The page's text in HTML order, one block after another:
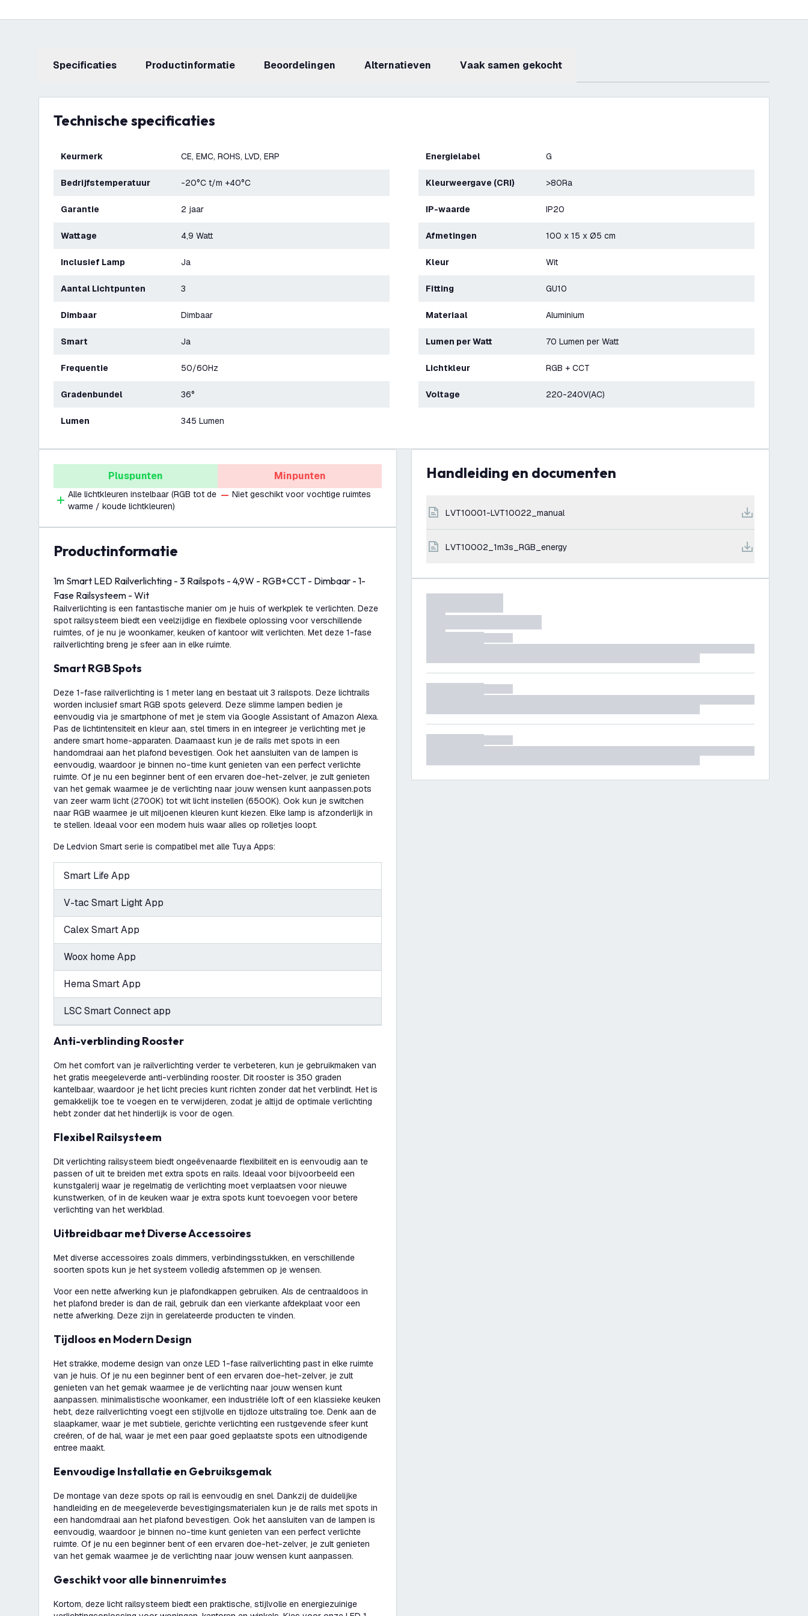
Specificaties productinformatie beoordelingen Alternatieven Vaak samen gekocht
Technische specificaties
Keurmerk CE, EMC, ROHS, LVD, ERP
Bedrijfstemperatuur -20°C t/m +40°C
Garantie 2 jaar
Wattage 4,9 Watt
Inclusief Lamp Ja
Aantal Lichtpunten 3
Dimbaar Dimbaar
Smart Ja
Frequentie 50/60Hz
Gradenbundel 36°
Lumen 345 Lumen
Energielabel G
Kleurweergave (CRI) >80Ra
IP-waarde IP20
Afmetingen 100 x 15 x Ø5 cm
Kleur Wit
Fitting GU10
Materiaal Aluminium
Lumen per Watt 70 Lumen per Watt
Lichtkleur RGB + CCT
Voltage 220-240V(AC)
Pluspunten
Alle lichtkleuren instelbaar (RGB tot de
warme / koude lichtkleuren)
Minpunten
Niet geschikt voor vochtige ruimtes
productinformatie
1m Smart LED Railverlichting - 3 Railspots - 4,9W - RGB+CCT - Dimbaar - 1-
Fase Railsysteem - Wit
Railverlichting is een fantastische manier om je huis of werkplek te verlichten. Deze
spot railsysteem biedt een veelzijdige en flexibele oplossing voor verschillende
ruimtes, of je nu je woonkamer, keuken of kantoor wilt verlichten. Met deze 1-fase
railverlichting breng je sfeer aan in elke ruimte.
Smart RGB Spots
Deze 1-fase railverlichting is 1 meter lang en bestaat uit 3 railspots. Deze lichtrails
worden inclusief smart RGB spots geleverd. Deze slimme lampen bedien je
eenvoudig via je smartphone of met je stem via Google Assistant of Amazon Alexa.
Pas de lichtintensiteit en kleur aan, stel timers in en integreer je verlichting met je
andere smart home-apparaten. Daarnaast kun je de rails met spots in een
handomdraai aan het plafond bevestigen. Ook het aansluiten van de lampen is
eenvoudig, waardoor je binnen no-time kunt genieten van een perfect verlichte
ruimte. Of je nu een beginner bent of een ervaren doe-het-zelver, je zult genieten
van het gemak waarmee je de verlichting naar jouw wensen kunt aanpassen.pots
van zeer warm licht (2700K) tot wit licht instellen (6500K). Ook kun je switchen
naar RGB waarmee je uit miljoenen kleuren kunt kiezen. Elke lamp is afzonderlijk in
te stellen. Ideaal voor een modern huis waar alles op rolletjes loopt.
De Ledvion Smart serie is compatibel met alle Tuya Apps:
Smart Life App
V-tac Smart Light App
Calex Smart App
Woox home App
Hema Smart App
LSC Smart Connect app
Anti-verblinding Rooster
Om het comfort van je railverlichting verder te verbeteren, kun je gebruikmaken van
het gratis meegeleverde anti-verblinding rooster. Dit rooster is 350 graden
kantelbaar, waardoor je het licht precies kunt richten zonder dat het verblindt. Het is
gemakkelijk toe te voegen en te verwijderen, zodat je altijd de optimale verlichting
hebt zonder dat het hinderlijk is voor de ogen.
Flexibel Railsysteem
Dit verlichting railsysteem biedt ongeëvenaarde flexibiliteit en is eenvoudig aan te
passen of uit te breiden met extra spots en rails. Ideaal voor bijvoorbeeld een
kunstgalerij waar je regelmatig de verlichting moet verplaatsen voor nieuwe
kunstwerken, of in de keuken waar je extra spots kunt toevoegen voor betere
verlichting van het werkblad.
Uitbreidbaar met Diverse Accessoires
Met diverse accessoires zoals dimmers, verbindingsstukken, en verschillende
soorten spots kun je het systeem volledig afstemmen op je wensen.
Voor een nette afwerking kun je plafondkappen gebruiken. Als de centraaldoos in
het plafond breder is dan de rail, gebruik dan een vierkante afdekplaat voor een
nette afwerking. Deze zijn in gerelateerde producten te vinden.
Tijdloos en Modern Design
Het strakke, moderne design van onze LED 1-fase railverlichting past in elke ruimte
van je huis. Of je nu een beginner bent of een ervaren doe-het-zelver, je zult
genieten van het gemak waarmee je de verlichting naar jouw wensen kunt
aanpassen. minimalistische woonkamer, een industriële loft of een klassieke keuken
hebt, deze railverlichting voegt een stijlvolle en tijdloze uitstraling toe. Denk aan de
slaapkamer, waar je met subtiele, gerichte verlichting een rustgevende sfeer kunt
creëren, of de hal, waar je met een paar goed geplaatste spots een uitnodigende
entree maakt.
Eenvoudige Installatie en Gebruiksgemak
De montage van deze spots op rail is eenvoudig en snel. Dankzij de duidelijke
handleiding en de meegeleverde bevestigingsmaterialen kun je de rails met spots in
een handomdraai aan het plafond bevestigen. Ook het aansluiten van de lampen is
eenvoudig, waardoor je binnen no-time kunt genieten van een perfect verlichte
ruimte. Of je nu een beginner bent of een ervaren doe-het-zelver, je zult genieten
van het gemak waarmee je de verlichting naar jouw wensen kunt aanpassen.
Geschikt voor alle binnenruimtes
Kortom, deze licht railsysteem biedt een praktische, stijlvolle en energiezuinige
Handleiding en documenten
LVT10001-LVT10022_manual
LVT10002_1m3s_RGB_energy